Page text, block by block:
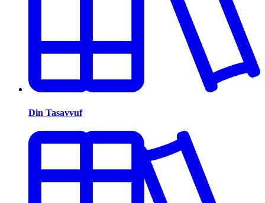
Din Tasavvuf